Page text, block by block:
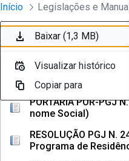
Pular para o Conteúdo
Divisão Minima -
Início Legislações e
Ordenar Filtro
INSTITUIÇÕES DE
COM MPPE
PORTARIA POR-PGJ
nome Social)
RESOLUÇÃO PGJ N.
Programa de
Baixar (263 KB)
Visualizar histórico
Copiar para
Baixar (99 KB)
Visualizar histórico
Copiar para
Baixar (83 KB)
Visualizar histórico
Copiar para
Baixar (236 KB)
Visualizar histórico
Copiar para
Baixar (161 KB)
Visualizar histórico
Copiar para
Baixar (656 KB)
Visualizar histórico
Copiar para
Baixar (158 KB)
Visualizar histórico
Copiar para
Baixar (145 KB)
Visualizar histórico
Copiar para
Baixar (242 KB)
Visualizar histórico
Copiar para
Baixar (1,3 MB)
Visualizar histórico
Copiar para